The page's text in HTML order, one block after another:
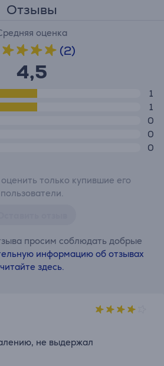
Отзывы
оценка
(2)
4,5
1
1
0
0
0
только купившие его
пользователи.
просим соблюдать добрые
информацию об отзывах
читайте здесь.
не выдержал